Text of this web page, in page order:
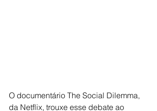
O documentário The Social Dilemma,
da Netflix, trouxe esse debate ao